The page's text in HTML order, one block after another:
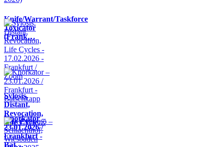
Knife/Warrant/Taskforce
Toxicator
(Frank…
Sylosis,
Distant,
Revocation,
Life Cycle…
Knorkator –
23.01.2026 /
Frankfurt -
Bat…